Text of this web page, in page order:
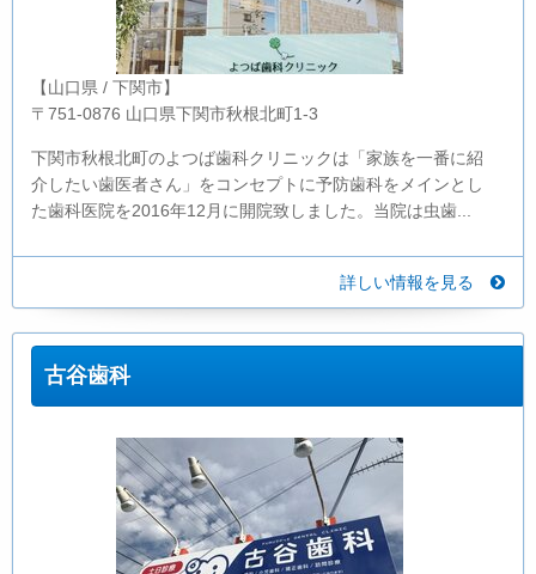
【山口県 / 下関市】
〒751-0876 山口県下関市秋根北町1-3
下関市秋根北町のよつば歯科クリニックは「家族を一番に紹
介したい歯医者さん」をコンセプトに予防歯科をメインとし
た歯科医院を2016年12月に開院致しました。当院は虫歯...
詳しい情報を見る
古谷歯科